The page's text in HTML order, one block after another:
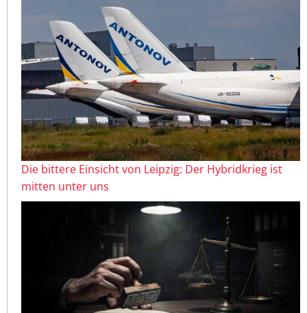
Die bittere Einsicht von Leipzig: Der Hybridkrieg ist
mitten unter uns